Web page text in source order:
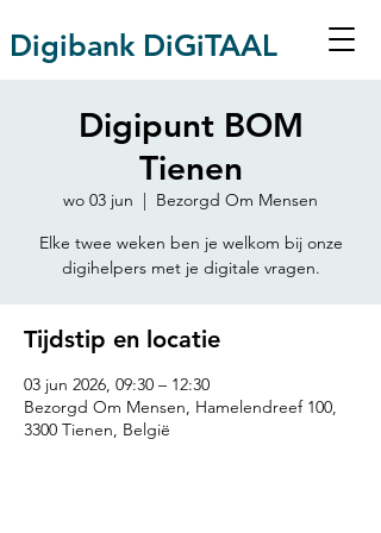
Digibank DiGiTAAL
Digipunt BOM
Tienen
wo 03 jun
  |
Bezorgd Om Mensen
Elke twee weken ben je welkom bij onze
Tijdstip en locatie
03 jun 2026, 09:30 – 12:30
Bezorgd Om Mensen, Hamelendreef 100,
3300 Tienen, België